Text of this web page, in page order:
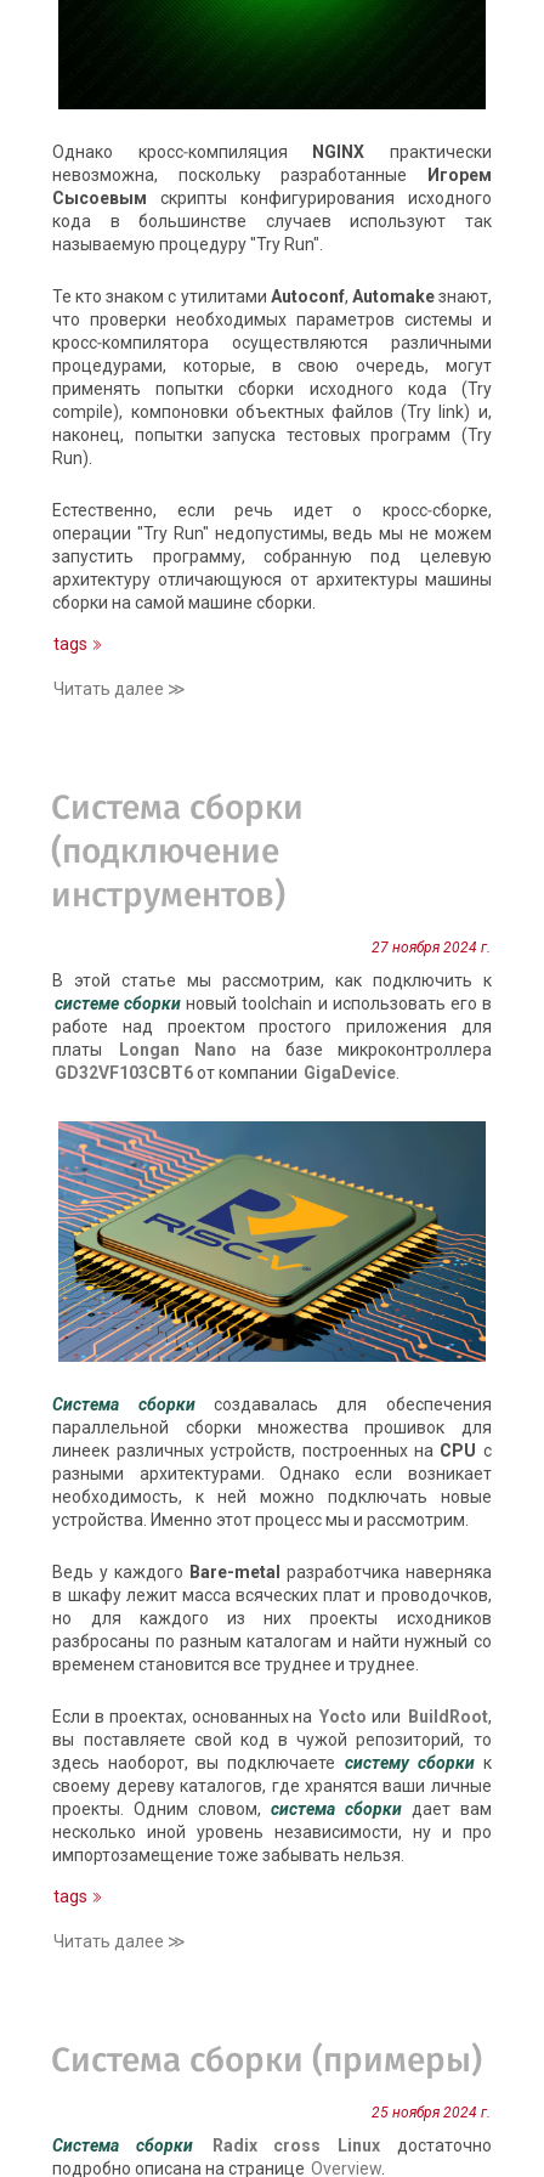
Однако кросс‑компиляция NGINX практически
невозможна, поскольку разработанные
Игорем
Сысоевым скрипты конфигурирования исходного
кода в большинстве случаев используют так
называемую процедуру "Try Run".
Те кто знаком с утилитами Autoconf, Automakeзнают,
что проверки необходимых параметров системы и
кросс‑компилятора осуществляются различными
процедурами, которые, в свою очередь, могут
применять попытки сборки исходного кода (Try
compile), компоновки объектных файлов (Try link) и,
наконец, попытки запуска тестовых программ (Try
Run).
Естественно, если речь идет о кросс‑сборке,
операции "Try Run" недопустимы, ведь мы не можем
запустить программу, собранную под целевую
архитектуру отличающуюся от архитектуры машины
сборки на самой машине сборки.
tags
Читать далее ≫
Система сборки
(подключение
инструментов)
27 ноября 2024 г.
В этой статье мы рассмотрим, как подключить к
системе сборки новый toolchain и использовать его в
работе над проектом простого приложения для
платы
Longan Nano на базе микроконтроллера
GD32VF103CBT6от компании GigaDevice
Система сборкисоздавалась для обеспечения
параллельной сборки множества прошивок для
линеек различных устройств, построенных на CPU с
разными архитектурами. Однако если возникает
необходимость, к ней можно подключать новые
устройства. Именно этот процесс мы и рассмотрим.
Ведь у каждого Bare-metal
разработчика наверняка
в шкафу лежит масса всяческих плат и проводочков,
но для каждого из них проекты исходников
разбросаны по разным каталогам и найти нужный со
временем становится все труднее и труднее.
Если в проектах, основанных на Yocto или BuildRoot,
вы поставляете свой код в чужой репозиторий, то
здесь наоборот, вы подключаете систему сборкик
своему дереву каталогов, где хранятся ваши личные
проекты. Одним словом, система сборкидает вам
несколько иной уровень независимости, ну и про
импортозамещение тоже забывать нельзя.
tags
Читать далее ≫
Система сборки (примеры)
25 ноября 2024 г.
Система сборки Radix cross Linux достаточно
подробно описана на странице Overview